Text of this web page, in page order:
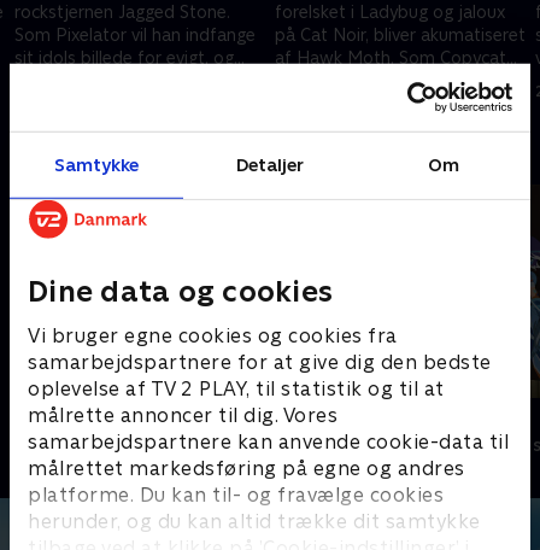
Samtykke Detaljer Om
Dine data og cookies
Vi bruger egne cookies og cookies fra
samarbejdspartnere for at give dig den bedste
oplevelse af TV 2 PLAY, til statistik og til at
målrette annoncer til dig. Vores
samarbejdspartnere kan anvende cookie-data til
målrettet markedsføring på egne og andres
platforme. Du kan til- og fravælge cookies
herunder, og du kan altid trække dit samtykke
rockstjernen Jagged Stone.
Som Pixelator vil han indfange
sit idols billede for evigt, og
forelsket i Ladybug og jaloux
på Cat Noir, bliver akumatiseret
af Hawk Moth. Som Copycat
vil han have Ladybug for sig
21. december 2024 • 21 min
Totally Spies
Børneserier • 2 sæsoner Børneserier • 1